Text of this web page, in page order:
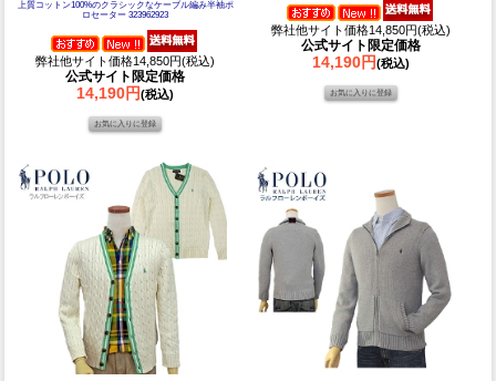
上質コットン100%のクラシックなケーブル編み半袖ポ
ロセーター 323962923
弊社他サイト価格14,850円(税込)
公式サイト限定価格
14,190円(税込)
弊社他サイト価格14,850円(税込)
公式サイト限定価格
14,190円(税込)